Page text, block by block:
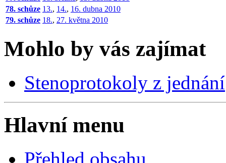
78. schůze 13., 14., 16. dubna 2010
79. schůze 18., 27. května 2010
Mohlo by vás zajímat
Stenoprotokoly z jednání
Hlavní menu